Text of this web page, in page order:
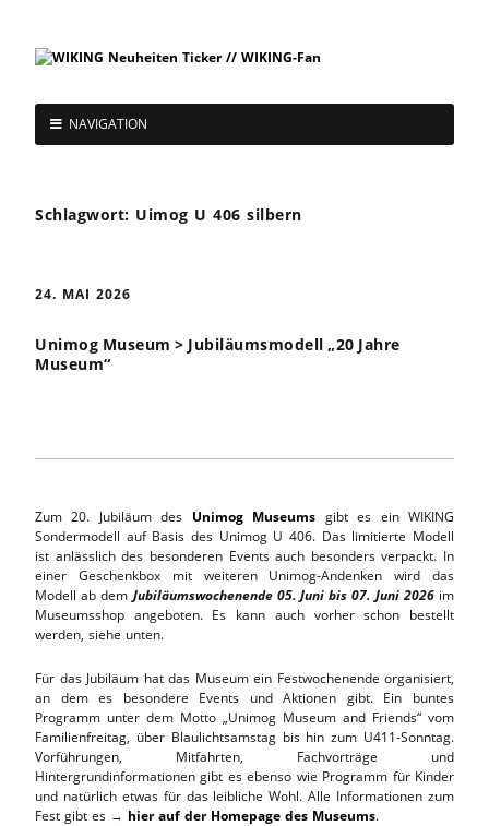
NAVIGATION
Schlagwort: Uimog U 406 silbern
24. MAI 2026
Unimog Museum > Jubiläumsmodell „20 Jahre
Museum“
Zum 20. Jubiläum des Unimog Museums gibt es ein WIKING
Sondermodell auf Basis des Unimog U 406. Das limitierte Modell
ist anlässlich des besonderen Events auch besonders verpackt. In
einer Geschenkbox mit weiteren Unimog-Andenken wird das
Modell ab dem Jubiläumswochenende 05. Juni bis 07. Juni 2026im
Museumsshop angeboten. Es kann auch vorher schon bestellt
werden, siehe unten.
Für das Jubiläum hat das Museum ein Festwochenende organisiert,
an dem es besondere Events und Aktionen gibt. Ein buntes
Programm unter dem Motto „Unimog Museum and Friends“ vom
Familienfreitag, über Blaulichtsamstag bis hin zum U411-Sonntag.
Vorführungen, Mitfahrten, Fachvorträge und
Hintergrundinformationen gibt es ebenso wie Programm für Kinder
und natürlich etwas für das leibliche Wohl. Alle Informationen zum
Fest gibt es → hier auf der Homepage des Museums.